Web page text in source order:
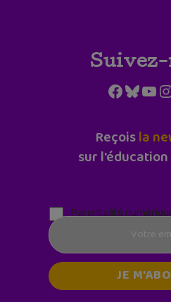
Suivez-
Reçoisla
sur
Parentalité